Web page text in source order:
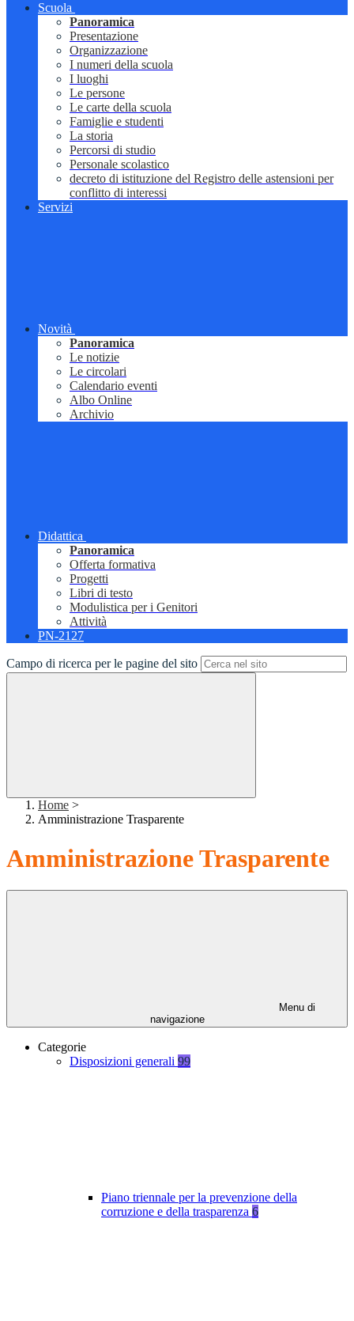
Scuola
Panoramica
Presentazione
Organizzazione
I numeri della scuola
I luoghi
Le persone
Le carte della scuola
Famiglie e studenti
La storia
Percorsi di studio
Personale scolastico
decreto di istituzione del Registro delle astensioni per
conflitto di interessi
Servizi
Novità
Panoramica
Le notizie
Le circolari
Calendario eventi
Albo Online
Archivio
Didattica
Panoramica
Offerta formativa
Progetti
Libri di testo
Modulistica per i Genitori
Attività
PN-2127
Campo di ricerca per le pagine del sito
Home >
Amministrazione Trasparente
Amministrazione Trasparente
Menu di
navigazione
Categorie
Disposizioni generali 99
Piano triennale per la prevenzione della
corruzione e della trasparenza 6